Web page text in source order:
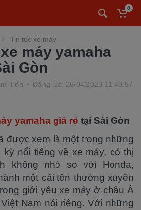
0
Tin tức xe máy
máy yamaha
Gòn
Tiến Đăng lúc: 26/04/2023 11:40:57
yamaha giá rẻ tại Sài Gòn
được xem là một trong những
nổi tiếng về xe máy, có thị
không nhỏ so với Honda,
một cái tên thường xuyên
giới yêu xe máy ở châu Á
Nam nói riêng. Với những